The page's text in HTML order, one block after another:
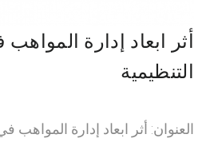
أثر ابعاد إدارة
التنظيمية
العنوان: أثر ابعاد إدارة المواهب